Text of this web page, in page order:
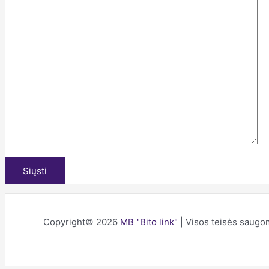
Copyright© 2026 MB "Bito link" | Visos teisės